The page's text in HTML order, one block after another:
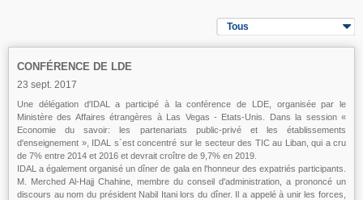
Tous
CONFÉRENCE DE LDE
23 sept. 2017
Une délégation d'IDAL a participé à la conférence de LDE, organisée par le
Ministère des Affaires étrangères à Las Vegas - Etats-Unis. Dans la session «
Economie du savoir: les partenariats public-privé et les établissements
d'enseignement », IDAL s`est concentré sur le secteur des TIC au Liban, qui a cru
de 7% entre 2014 et 2016 et devrait croître de 9,7% en 2019.
IDAL a également organisé un dîner de gala en l'honneur des expatriés participants.
M. Merched Al-Hajj Chahine, membre du conseil d'administration, a prononcé un
discours au nom du président Nabil Itani lors du dîner. Il a appelé à unir les forces,